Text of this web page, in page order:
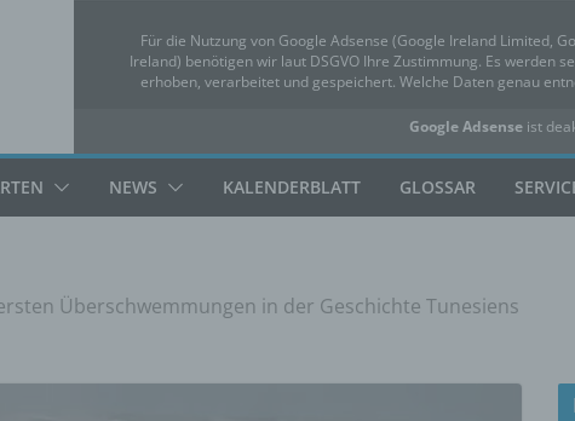
Für die Nutzung von Google Adsense (Google Ireland Limited,
Ireland) benötigen wir laut DSGVO Ihre Zustimmung. Es werden
erhoben, verarbeitet und gespeichert. Welche Daten genau
Google Adsenseist
✓ Erlauben
NEWS KALENDERBLATT GLOSSAR
Überschwemmungen in der Geschichte Tunesiens